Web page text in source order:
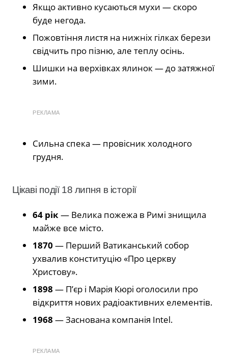
Якщо активно кусаються мухи — скоро
буде негода.
Пожовтіння листя на нижніх гілках берези
свідчить про пізню, але теплу осінь.
Шишки на верхівках ялинок — до затяжної
зими.
РЕКЛАМА
Сильна спека — провісник холодного
грудня.
Цікаві події 18 липня в історії
64 рік— Велика пожежа в Римі знищила
майже все місто.
1870 — Перший Ватиканський собор
ухвалив конституцію «Про церкву
Христову».
1898 — П’єр і Марія Кюрі оголосили про
відкриття нових радіоактивних елементів.
1968 — Заснована компанія Intel.
РЕКЛАМА